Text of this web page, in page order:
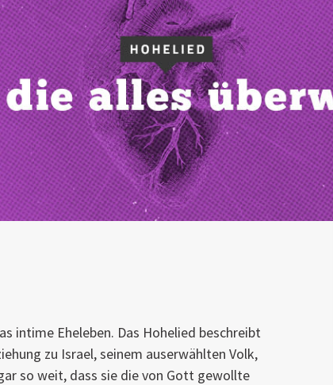
intime Eheleben. Das Hohelied beschreibt
zu Israel, seinem auserwählten Volk,
so weit, dass sie die von Gott gewollte